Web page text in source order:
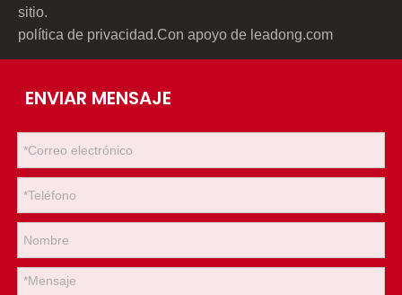
sitio.
política de privacidad.Con apoyo de leadong.com
ENVIAR MENSAJE